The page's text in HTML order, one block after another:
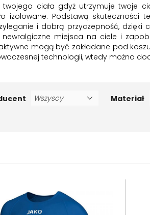
ciała gdyż utrzymuje twoje
Podstawą skuteczności
i dobrą przyczepność, dzięki
miejsca na ciele i
mogą być zakładane pod
technologii, wtedy można
Materiał